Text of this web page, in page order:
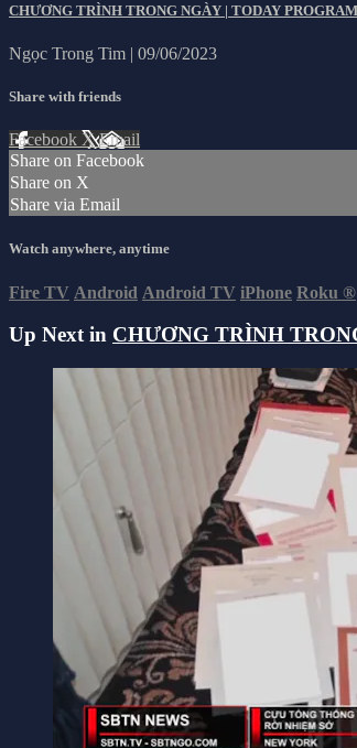
CHƯƠNG TRÌNH TRONG NGÀY | TODAY PROGRAM
Ngọc Trong Tim | 09/06/2023
Share with friends
Facebook XEmail
Share on Facebook
Share on X
Share via Email
Watch anywhere, anytime
Fire TV Android Android TV iPhone Roku ®
Up Next in CHƯƠNG TRÌNH